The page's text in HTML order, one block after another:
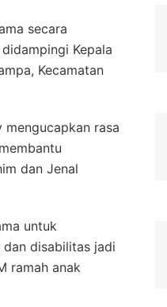
secara
Kepala
Kecamatan
mengucapkan rasa
dan Jenal
untuk
dan disabilitas jadi
ramah anak